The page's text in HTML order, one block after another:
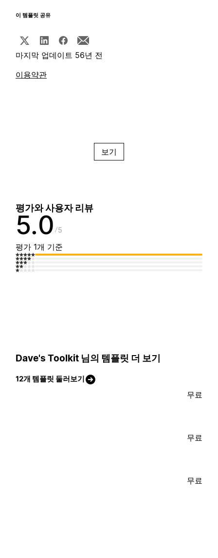
이 템플릿 공유
마지막 업데이트 56년 전
이용약관
보기
평가와 사용자 리뷰
5.0 5
평가 1개 기준
Dave's Toolkit 님의 템플릿 더 보기
12개 템플릿 둘러보기
무료
무료
무료